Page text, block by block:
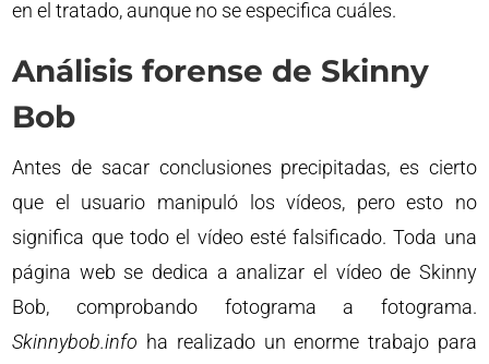
en el tratado, aunque no se especifica cuáles.
Análisis forense de Skinny
Bob
Antes de sacar conclusiones precipitadas, es cierto
que el usuario manipuló los vídeos, pero esto no
significa que todo el vídeo esté falsificado. Toda una
página web se dedica a analizar el vídeo de Skinny
Bob, comprobando fotograma a fotograma.
Skinnybob.info ha realizado un enorme trabajo para